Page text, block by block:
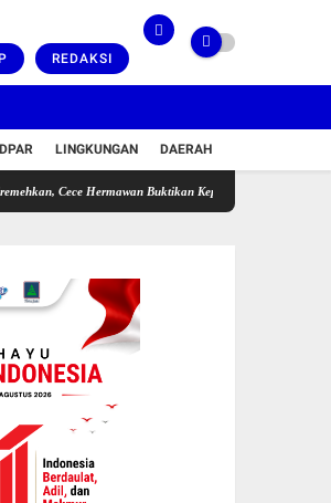
REDAKSI
LINGKUNGAN DAERAH
Hermawan Buktikan Kepemimpinan Humanis Bangun